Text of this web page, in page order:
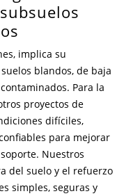
implica su
blandos, de baja
Para la
proyectos de
difíciles,
para mejorar
Nuestros
del suelo y el refuerzo
simples, seguras y